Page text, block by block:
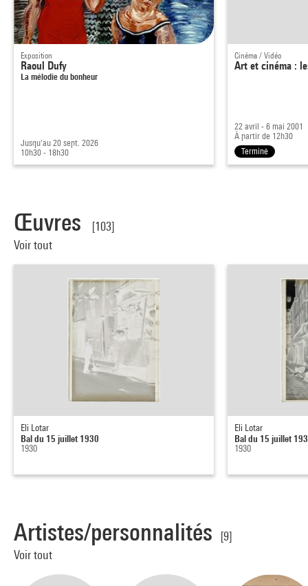
Exposition
Raoul Dufy
La mélodie du bonheur
Jusqu'au 20 sept. 2026
10h30 - 18h30
Cinéma / Vidéo
Art et cinéma :
22 avril - 6 mai 2001
À partir de 12h30
Terminé
Œuvres
[103]
Voir tout
Eli Lotar
Bal du 15 juillet 1930
1930
Eli Lotar
Bal du 15 juillet
1930
Artistes/personnalités
[9]
Voir tout